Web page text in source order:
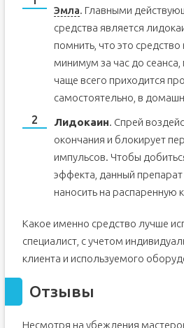
Эмла. Главными
средства является
помнить, что это
минимум за час до
чаще всего приходится
самостоятельно, в
Лидокаин. Спрей
окончания и блокирует
импульсов. Чтобы
эффекта, данный
наносить на распаренную
Какое именно средство лучше
специалист, с учетом
клиента и используемого
Отзывы
Несмотря на убеждения